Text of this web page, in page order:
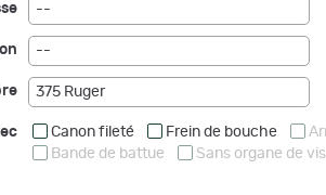
--
--
375 Ruger
Canon fileté Frein de bouche
Bande de battue
Sans organe de